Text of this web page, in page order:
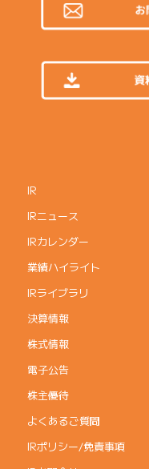
IR
IRニュース
IRカレンダー
業績ハイライト
IRライブラリ
決算情報
株式情報
電子公告
株主優待
よくあるご質問
IRポリシー/免責事項